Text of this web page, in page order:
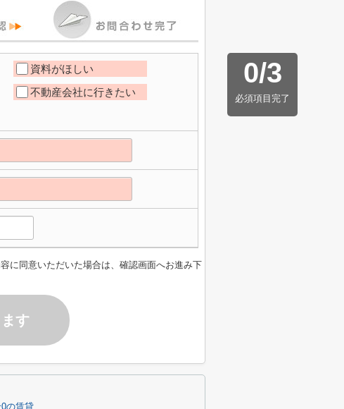
0/3
必須項目完了
資料がほしい
不動産会社に行きたい
に同意いただいた場合は、確認画面へお進み下
す
の賃貸